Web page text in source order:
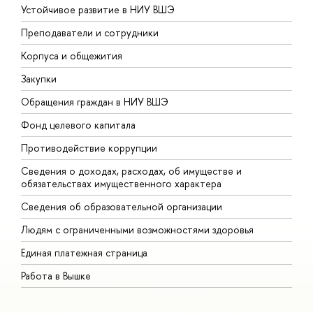
Устойчивое развитие в НИУ ВШЭ
Преподаватели и сотрудники
Корпуса и общежития
Закупки
Обращения граждан в НИУ ВШЭ
Фонд целевого капитала
Противодействие коррупции
Сведения о доходах, расходах, об имуществе и
обязательствах имущественного характера
Сведения об образовательной организации
Людям с ограниченными возможностями здоровья
Единая платежная страница
Работа в Вышке